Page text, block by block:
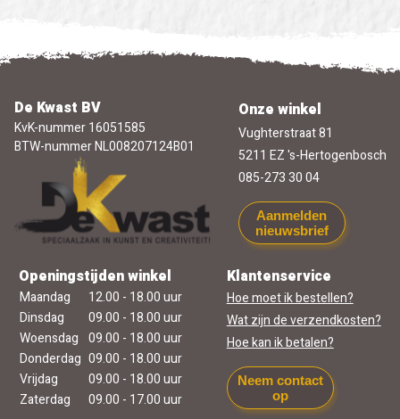
De Kwast BV
KvK-nummer 16051585
BTW-nummer NL008207124B01
Onze winkel
Vughterstraat 81
5211 EZ 's-Hertogenbosch
085-273 30 04
Aanmelden
nieuwsbrief
Openingstijden winkel
Maandag
12.00 - 18.00 uur
Dinsdag
09.00 - 18.00 uur
Woensdag 09.00 - 18.00 uur
Donderdag 09.00 - 18.00 uur
Vrijdag
09.00 - 18.00 uur
Zaterdag
09.00 - 17.00 uur
Klantenservice
Hoe moet ik bestellen?
Wat zijn de verzendkosten?
Hoe kan ik betalen?
Neem contact
op